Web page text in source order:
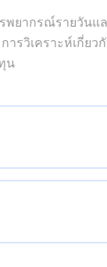
ยากรณ์รายวันแ
ารวิเคราะห์เกี่ยว
น